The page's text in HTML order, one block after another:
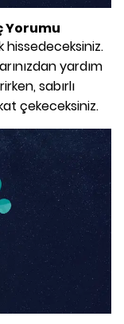
Yorumu
hissedeceksiniz.
yardım
sabırlı
çekeceksiniz.